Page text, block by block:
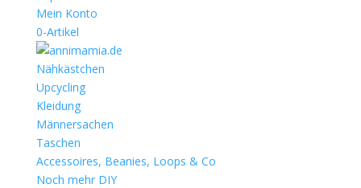
Mein Konto
0-Artikel
Nähkästchen
Upcycling
Kleidung
Männersachen
Taschen
Accessoires, Beanies, Loops & Co
Noch mehr DIY